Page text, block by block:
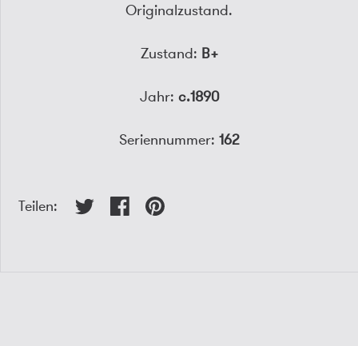
Originalzustand.
Zustand: B+
Jahr: c.1890
Seriennummer:162
Teilen: